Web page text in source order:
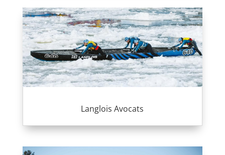
Langlois Avocats